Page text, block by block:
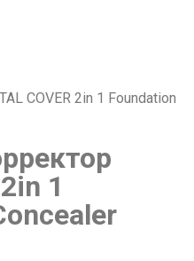
COVER 2in 1 Foundation
1